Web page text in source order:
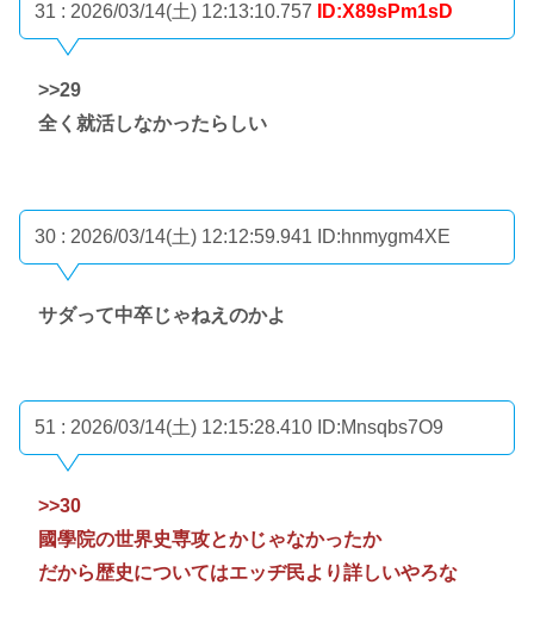
31 : 2026/03/14(土) 12:13:10.757 ID:X89sPm1sD
>>29
全く就活しなかったらしい
30 : 2026/03/14(土) 12:12:59.941 ID:hnmygm4XE
サダって中卒じゃねえのかよ
51 : 2026/03/14(土) 12:15:28.410 ID:Mnsqbs7O9
>>30
國學院の世界史専攻とかじゃなかったか
だから歴史についてはエッヂ民より詳しいやろな